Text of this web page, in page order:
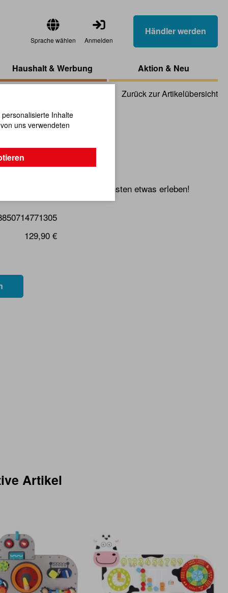
Sprache wählen Anmelden
Händler werden
Haushalt & Werbung Aktion & Neu
Zurück zur Artikelübersicht
können auch schon die Kleinsten etwas erleben!
129,90 €
Artikel
Inhalte
uns verwendeten